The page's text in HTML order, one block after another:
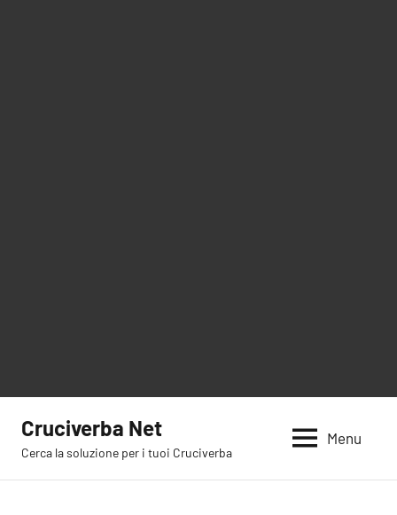
contenuto
Cruciverba Net
Cerca la soluzione per i tuoi Cruciverba
Menu